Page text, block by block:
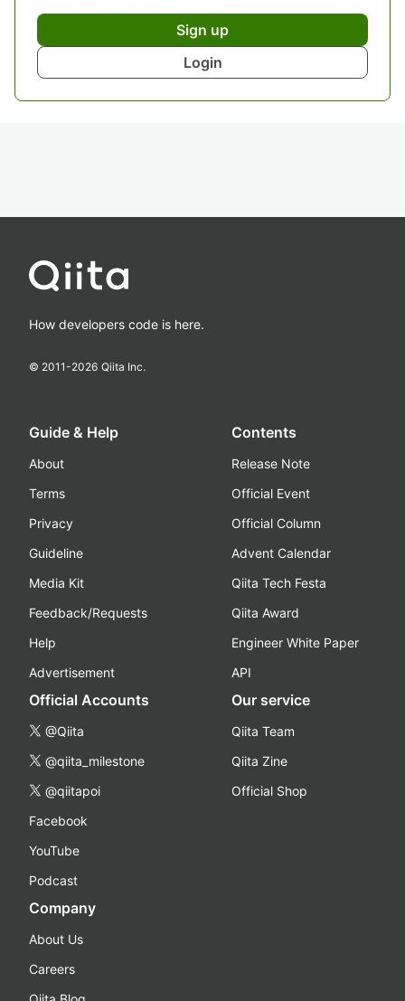
Sign up
Login
How developers code is here.
© 2011-2026 Qiita Inc.
Guide & Help
About
Terms
Privacy
Guideline
Media Kit
Feedback/Requests
Help
Advertisement
Contents
Release Note
Official Event
Official Column
Advent Calendar
Qiita Tech Festa
Qiita Award
Engineer White Paper
API
Official Accounts
@Qiita
@qiita_milestone
@qiitapoi
Facebook
YouTube
Podcast
Our service
Qiita Team
Qiita Zine
Official Shop
Company
About Us
Careers